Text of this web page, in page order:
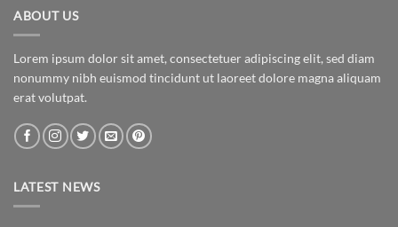
ABOUT US
Lorem ipsum dolor sit amet, consectetuer adipiscing elit, sed diam
nonummy nibh euismod tincidunt ut laoreet dolore magna aliquam
erat volutpat.
LATEST NEWS